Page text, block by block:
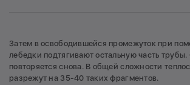
Затем в освободившейся промежуток при
лебедки подтягивают остальную часть
повторяется снова. В общей сложности
разрежут на 35-40 таких фрагментов.